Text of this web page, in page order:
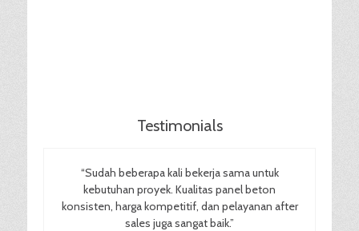
Testimonials
“Sudah beberapa kali bekerja sama untuk
kebutuhan proyek. Kualitas panel beton
konsisten, harga kompetitif, dan pelayanan after
sales juga sangat baik.”